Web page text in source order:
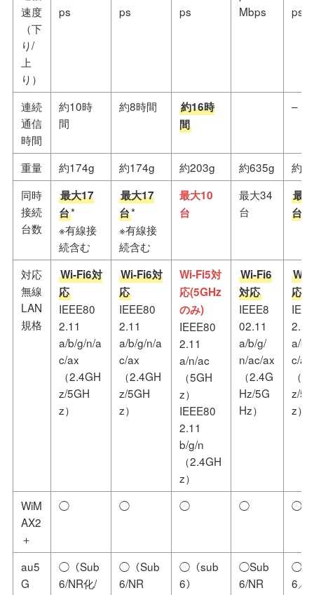
速度
（下
り/
上
り）
ps
ps
ps
Mbps
ps
連続
通信
時間
約10時
間
約8時間
約16時
間
–
重量 約174g 約174g 約203g 約635g
約
同時
接続
台数
最大17
台*
※有線接
続含む
最大17
台*
※有線接
続含む
最大10
台
最大34
台
最
台
対応
無線
LAN
規格
Wi-Fi6対
応
IEEE80
2.11
a/b/g/n/a
c/ax
（2.4GH
z/5GH
z）
Wi-Fi6対
応
IEEE80
2.11
a/b/g/n/a
c/ax
（2.4GH
z/5GH
z）
Wi-Fi5対
応(5GHz
のみ)
IEEE80
2.11
a/n/ac
（5GH
z）
IEEE80
2.11
b/g/n
（2.4GH
z）
Wi-Fi6
対応
IEEE8
02.11
a/b/g/
n/ac/ax
（2.4G
Hz/5G
Hz）
Wi-
応
2.11
a/b/
c/ax
（
z/
z）
WiM
AX2
＋
◯ ◯ ◯ ◯ ◯
au5
G
◯（Sub
6/NR化/
◯（Sub
6/NR
◯（sub
6）
◯Sub
6/NR
◯（
6／